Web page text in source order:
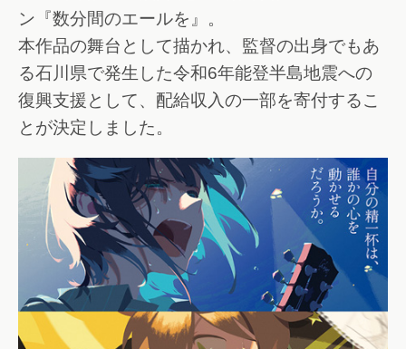
ン『数分間のエールを』。
本作品の舞台として描かれ、監督の出身でもあ
る石川県で発生した令和6年能登半島地震への
復興支援として、配給収入の一部を寄付するこ
とが決定しました。